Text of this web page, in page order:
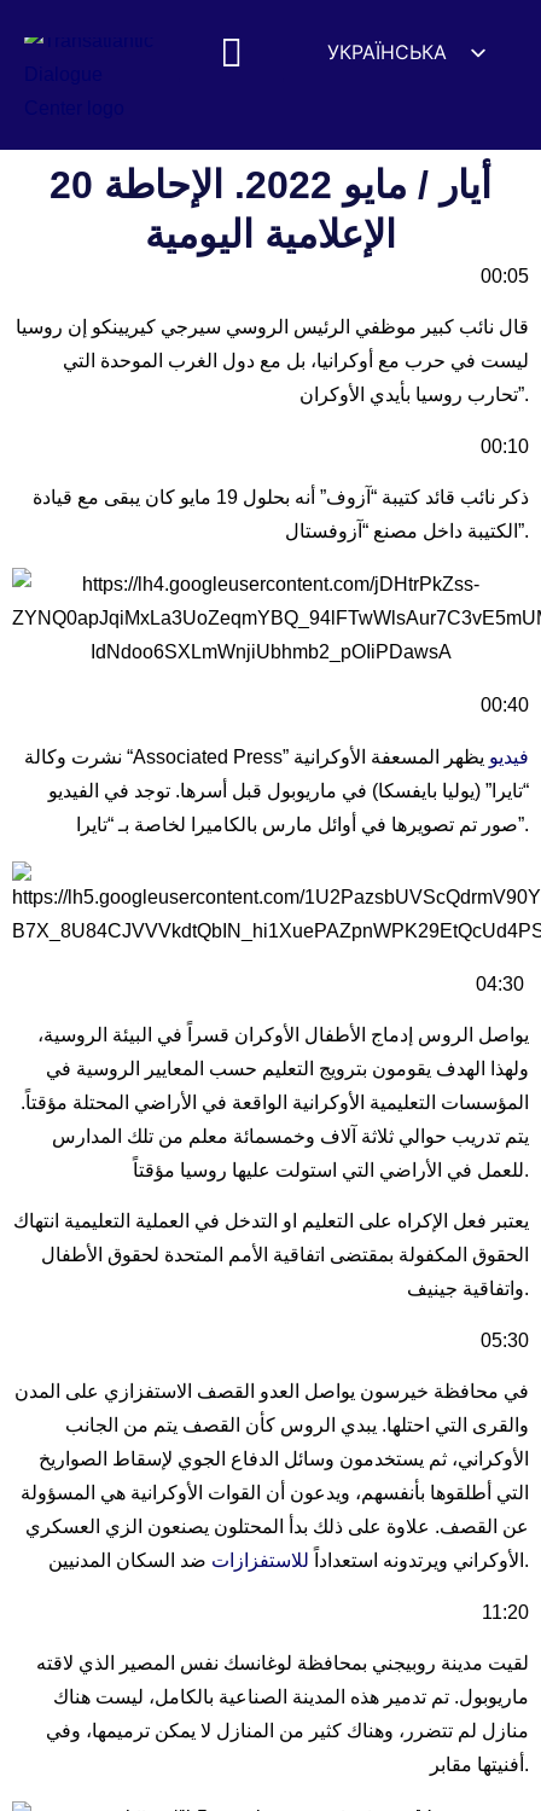
УКРАЇНСЬКА
DEUTSCH
FRANÇAIS
简体中文
العربية
ITALIANO
20 أيار / مايو 2022. الإحاطة
الإعلامية اليومية
00:05
قال نائب كبير موظفي الرئيس الروسي سيرجي كيريينكو إن روسيا
ليست في حرب مع أوكرانيا، بل مع دول الغرب الموحدة التي
تحارب روسيا بأيدي الأوكران”.
00:10
ذكر نائب قائد كتيبة “آزوف” أنه بحلول 19 مايو كان يبقى مع قيادة
الكتيبة داخل مصنع “آزوفستال”.
00:40
نشرت وكالة “Associated Press” فيديو يظهر المسعفة الأوكرانية
“تايرا” (يوليا بايفسكا) في ماريوبول قبل أسرها. توجد في الفيديو
صور تم تصويرها في أوائل مارس بالكاميرا لخاصة بـ “تايرا”.
04:30
يواصل الروس إدماج الأطفال الأوكران قسراً في البيئة الروسية،
ولهذا الهدف يقومون بترويج التعليم حسب المعايير الروسية في
المؤسسات التعليمية الأوكرانية الواقعة في الأراضي المحتلة مؤقتاً.
يتم تدريب حوالي ثلاثة آلاف وخمسمائة معلم من تلك المدارس
للعمل في الأراضي التي استولت عليها روسيا مؤقتاً.
يعتبر فعل الإكراه على التعليم او التدخل في العملية التعليمية انتهاك
الحقوق المكفولة بمقتضى اتفاقية الأمم المتحدة لحقوق الأطفال
واتفاقية جينيف.
05:30
في محافظة خيرسون يواصل العدو القصف الاستفزازي على المدن
والقرى التي احتلها. يبدي الروس كأن القصف يتم من الجانب
الأوكراني، ثم يستخدمون وسائل الدفاع الجوي لإسقاط الصواريخ
التي أطلقوها بأنفسهم، ويدعون أن القوات الأوكرانية هي المسؤولة
عن القصف. علاوة على ذلك بدأ المحتلون يصنعون الزي العسكري
الأوكراني ويرتدونه استعداداً للاستفزازات ضد السكان المدنيين.
11:20
لقيت مدينة روبيجني بمحافظة لوغانسك نفس المصير الذي لاقته
ماريوبول. تم تدمير هذه المدينة الصناعية بالكامل، ليست هناك
منازل لم تتضرر، وهناك كثير من المنازل لا يمكن ترميمها، وفي
أفنيتها مقابر.